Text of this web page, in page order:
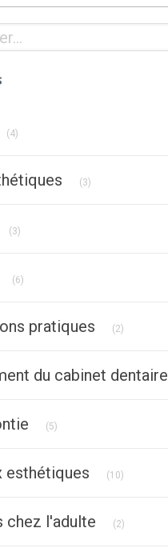
(4)
(3)
(3)
(6)
pratiques (2)
du cabinet dentaire
(5)
esthétiques (10)
chez l'adulte (2)